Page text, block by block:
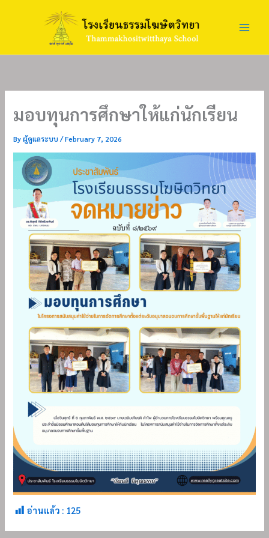
มอบทุนการศึกษาให้แก่นักเรียน
Byผู้ดูแลระบบ/February 7, 2026
อ่านแล้ว : 125